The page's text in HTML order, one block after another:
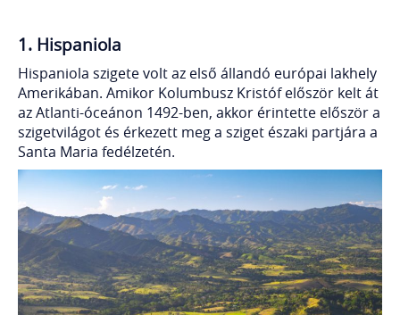
1. Hispaniola
Hispaniola szigete volt az első állandó európai lakhely
Amerikában. Amikor Kolumbusz Kristóf először kelt át
az Atlanti-óceánon 1492-ben, akkor érintette először a
szigetvilágot és érkezett meg a sziget északi partjára a
Santa Maria fedélzetén.